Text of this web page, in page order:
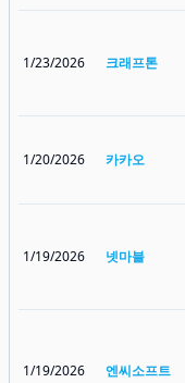
1/23/2026 크래프톤
1/20/2026 카카오
1/19/2026 넷마블
1/19/2026 엔씨소프트